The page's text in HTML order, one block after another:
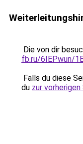
Die von dir
fb.ru/6IEPwun/
Falls du diese
du zur